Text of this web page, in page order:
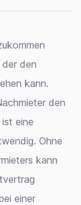
den
kann.
den
eine
Ohne
kann
einer